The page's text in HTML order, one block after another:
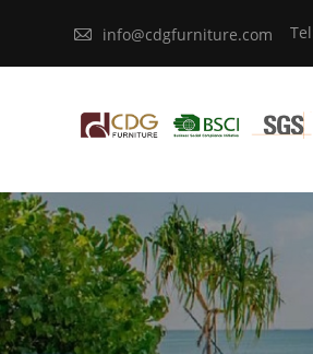
 info@cdgfurniture.com